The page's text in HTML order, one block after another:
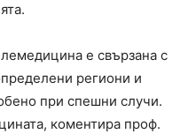
е свързана с
региони и
при спешни случи.
коментира проф.